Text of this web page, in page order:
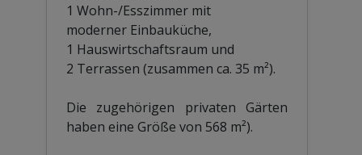
1 Wohn-/Esszimmer mit
moderner Einbauküche,
1 Hauswirtschaftsraum und
2 Terrassen (zusammen ca. 35 m²).
Die zugehörigen privaten Gärten
haben eine Größe von 568 m²).